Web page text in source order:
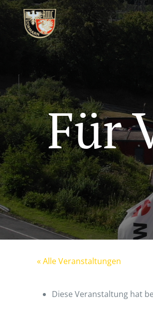
Für
« Alle Veranstaltungen
Diese Veranstaltung hat